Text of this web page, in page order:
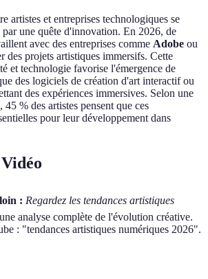
artistes et entreprises technologiques se
une quête d'innovation. En 2026, de
avec des entreprises comme Adobe ou
des projets artistiques immersifs. Cette
et technologie favorise l'émergence de
des logiciels de création d'art interactif ou
des expériences immersives. Selon une
, 45 % des artistes pensent que ces
pour leur développement dans
: Regardez les tendances artistiques
analyse complète de l'évolution créative.
: "tendances artistiques numériques 2026".